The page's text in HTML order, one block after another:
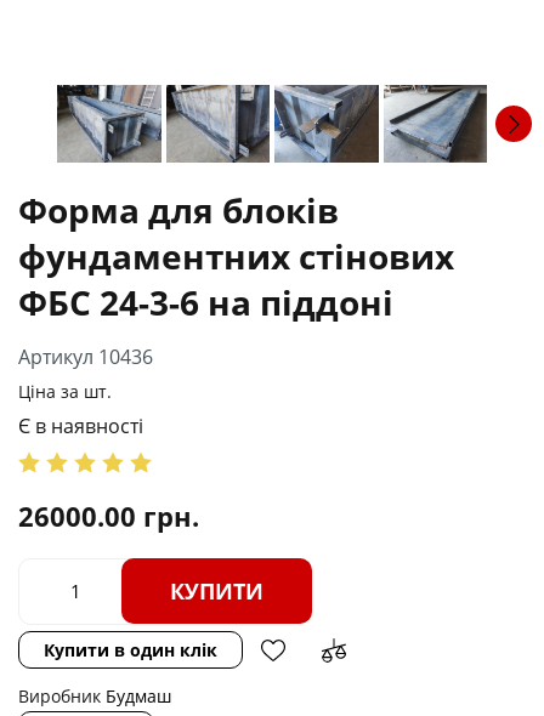
Форма для блоків
фундаментних стінових
ФБС 24-3-6 на піддоні
Артикул 10436
Ціна за шт.
Є в наявності
26000.00 грн.
КУПИТИ
Купити в один клік
Виробник Будмаш